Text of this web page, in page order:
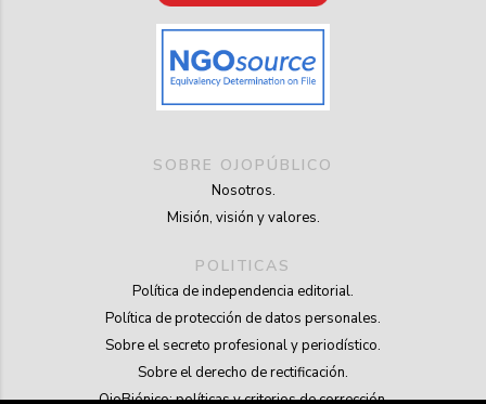
SOBRE OJOPÚBLICO
Nosotros.
Misión, visión y valores.
POLITICAS
Política de independencia editorial.
Política de protección de datos personales.
Sobre el secreto profesional y periodístico.
Sobre el derecho de rectificación.
OjoBiónico: políticas y criterios de corrección.